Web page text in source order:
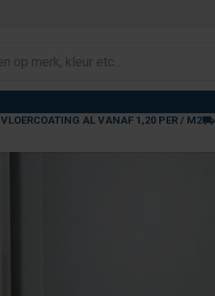
VLOERCOATING AL VANAF 1,20 PER / M2